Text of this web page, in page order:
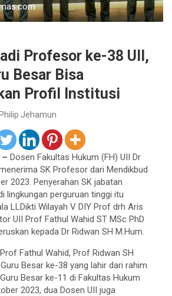
Profesor ke-38 UII,
Besar Bisa
Profil Institusi
Philip Jehamun
– Dosen Fakultas Hukum (FH) UII Dr
SK Profesor dari Mendikbud
2023. Penyerahan SK jabatan
lingkungan perguruan tinggi itu
LLDikti Wilayah V DIY Prof drh Aris
UII Prof Fathul Wahid ST MSc PhD
kepada Dr Ridwan SH M.Hum.
Fathul Wahid, Prof Ridwan SH
Besar ke-38 yang lahir dari rahim
Besar ke-11 di Fakultas Hukum
2023, dua Dosen UII juga